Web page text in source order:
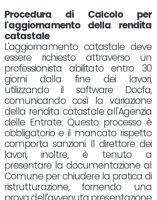
Procedura di Calcolo per
l'aggiornamento della rendita
catastale
L'aggiornamento catastale deve
essere richiesto attraverso un
professionista abilitato entro 30
giorni dalla fine dei lavori,
utilizzando il software Docfa,
comunicando così la variazione
della rendita catastale all'Agenzia
delle Entrate. Questo processo è
obbligatorio e il mancato rispetto
comporta sanzioni. Il direttore dei
lavori, inoltre, è tenuto a
presentare la documentazione al
Comune per chiudere la pratica di
ristrutturazione, fornendo una